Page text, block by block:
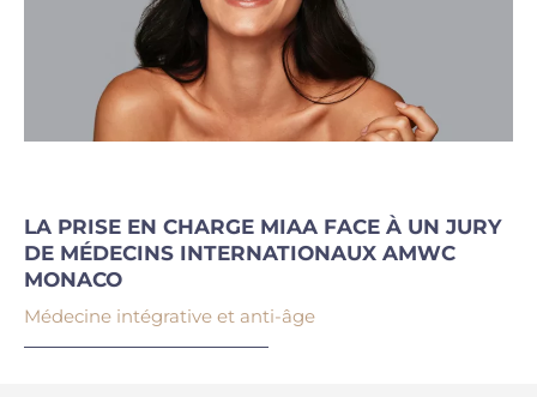
LA PRISE EN CHARGE MIAA FACE À UN JURY
DE MÉDECINS INTERNATIONAUX AMWC
MONACO
Médecine intégrative et anti-âge